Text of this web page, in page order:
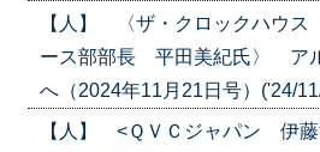
【人】 〈ザ・クロックハウ
ース部部長 平田美紀氏〉 ア
へ（2024年11月21日号）('24/
【人】 <ＱＶＣジャパン 伊